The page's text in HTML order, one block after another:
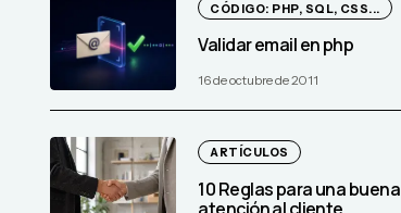
CÓDIGO: PHP, SQL, CSS...
Validar email en php
16 de octubre de 2011
ARTÍCULOS
10 Reglas para una buena